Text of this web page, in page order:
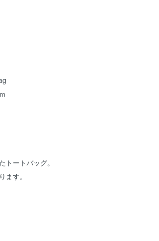
ートバッグ。
す。